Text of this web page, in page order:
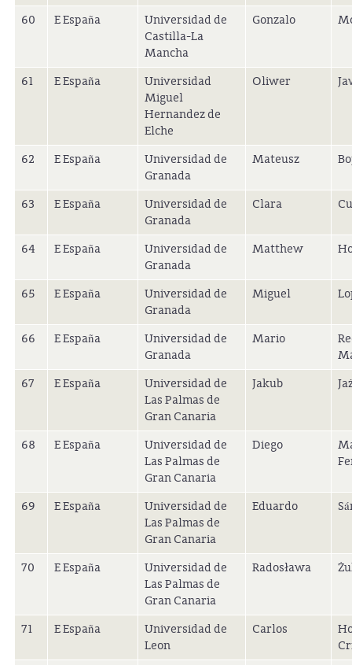
60 E España
Universidad de
Castilla-La
Mancha
Gonzalo
61 E España
Universidad
Miguel
Hernandez de
Elche
Oliwer
62 E España
Universidad de
Granada
Mateusz
63 E España
Universidad de
Granada
Clara
64 E España
Universidad de
Granada
Matthew
65 E España
Universidad de
Granada
Miguel
66 E España
Universidad de
Granada
Mario
67
E España
Universidad de
Las Palmas de
Gran Canaria
Jakub
68 E España
Universidad de
Las Palmas de
Gran Canaria
Diego
69 E España
Universidad de
Las Palmas de
Gran Canaria
Eduardo
70 E España
Universidad de
Las Palmas de
Gran Canaria
Radosława
71 E España
Universidad de
Leon
Carlos